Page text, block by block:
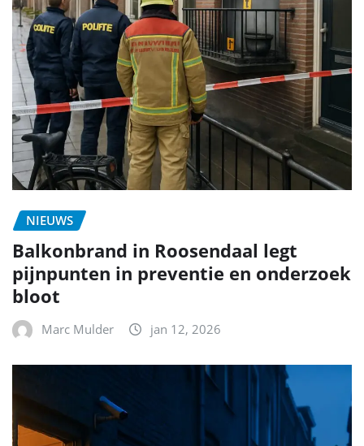
NIEUWS
Balkonbrand in Roosendaal legt
pijnpunten in preventie en onderzoek
bloot
Marc Mulder jan 12, 2026